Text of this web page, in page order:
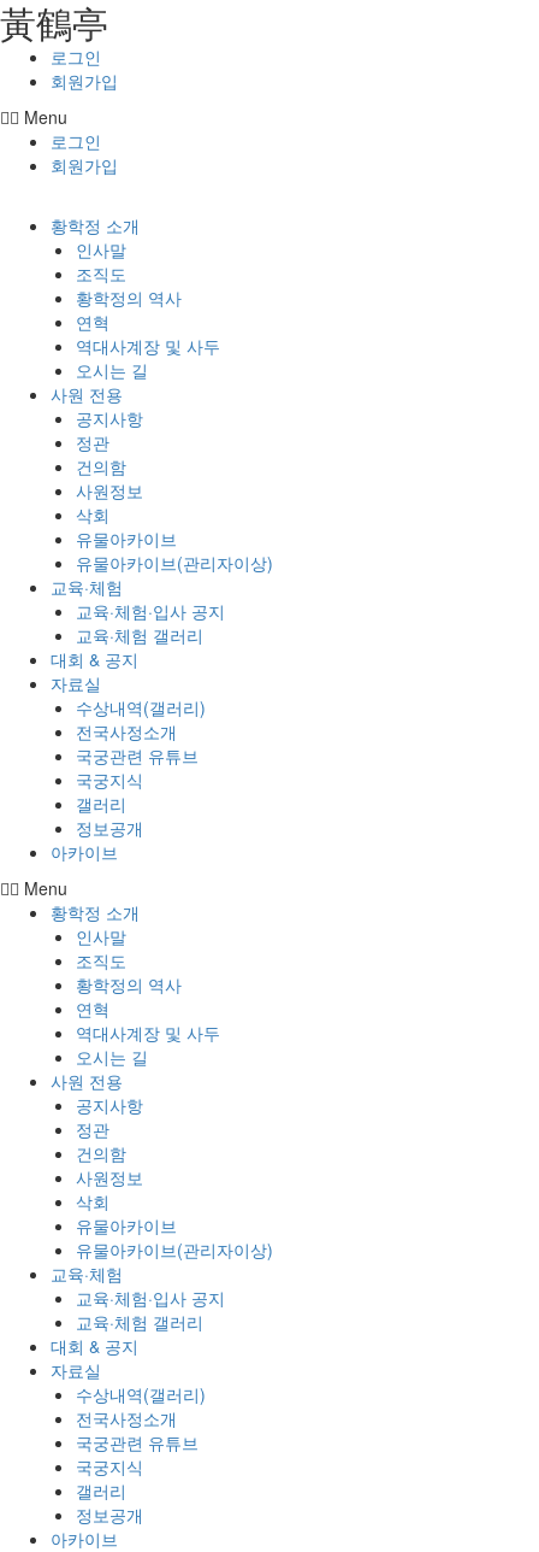
콘텐츠로
건너뛰기
⿈鶴亭
로그인
회원가입
Menu
로그인
회원가입
황학정 소개
인사말
조직도
황학정의 역사
연혁
역대사계장 및 사두
오시는 길
사원 전용
공지사항
정관
건의함
사원정보
삭회
유물아카이브
유물아카이브(관리자이상)
교육·체험
교육·체험·입사 공지
교육·체험 갤러리
대회 & 공지
자료실
수상내역(갤러리)
전국사정소개
국궁관련 유튜브
국궁지식
갤러리
정보공개
아카이브
Menu
황학정 소개
인사말
조직도
황학정의 역사
연혁
역대사계장 및 사두
오시는 길
사원 전용
공지사항
정관
건의함
사원정보
삭회
유물아카이브
유물아카이브(관리자이상)
교육·체험
교육·체험·입사 공지
교육·체험 갤러리
대회 & 공지
자료실
수상내역(갤러리)
전국사정소개
국궁관련 유튜브
국궁지식
갤러리
정보공개
아카이브